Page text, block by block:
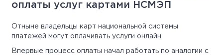
оплаты услуг картами НСМЭП
Отныне владельцы карт национальной системы
платежей могут оплачивать услуги онлайн.
Впервые процесс оплаты начал работать по аналогии с